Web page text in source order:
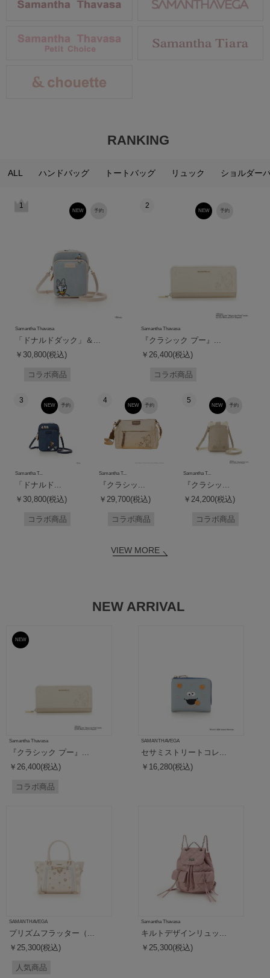
RANKING
ALL ハンドバッグ トートバッグ リュック ショルダー
1
予約
NEW
Samantha Thavasa
「ドナルドダック」＆...
￥30,800(税込)
コラボ商品
2
予約
NEW
Samantha Thavasa
『クラシック プー』...
￥26,400(税込)
コラボ商品
3
予約
NEW
Samantha T...
「ドナルド...
￥30,800(税込)
コラボ商品
4
予約
NEW
Samantha T...
『クラシッ...
￥29,700(税込)
コラボ商品
5
予約
NEW
Samantha T...
『クラシッ...
￥24,200(税込)
コラボ商品
VIEW MORE
NEW ARRIVAL
予約
NEW
Samantha Thavasa
『クラシック プー』...
￥26,400(税込)
コラボ商品
SAMANTHAVEGA
セサミストリートコレ...
￥16,280(税込)
SAMANTHAVEGA
プリズムフラッター（...
￥25,300(税込)
人気商品
Samantha Thavasa
キルトデザインリュッ...
￥25,300(税込)